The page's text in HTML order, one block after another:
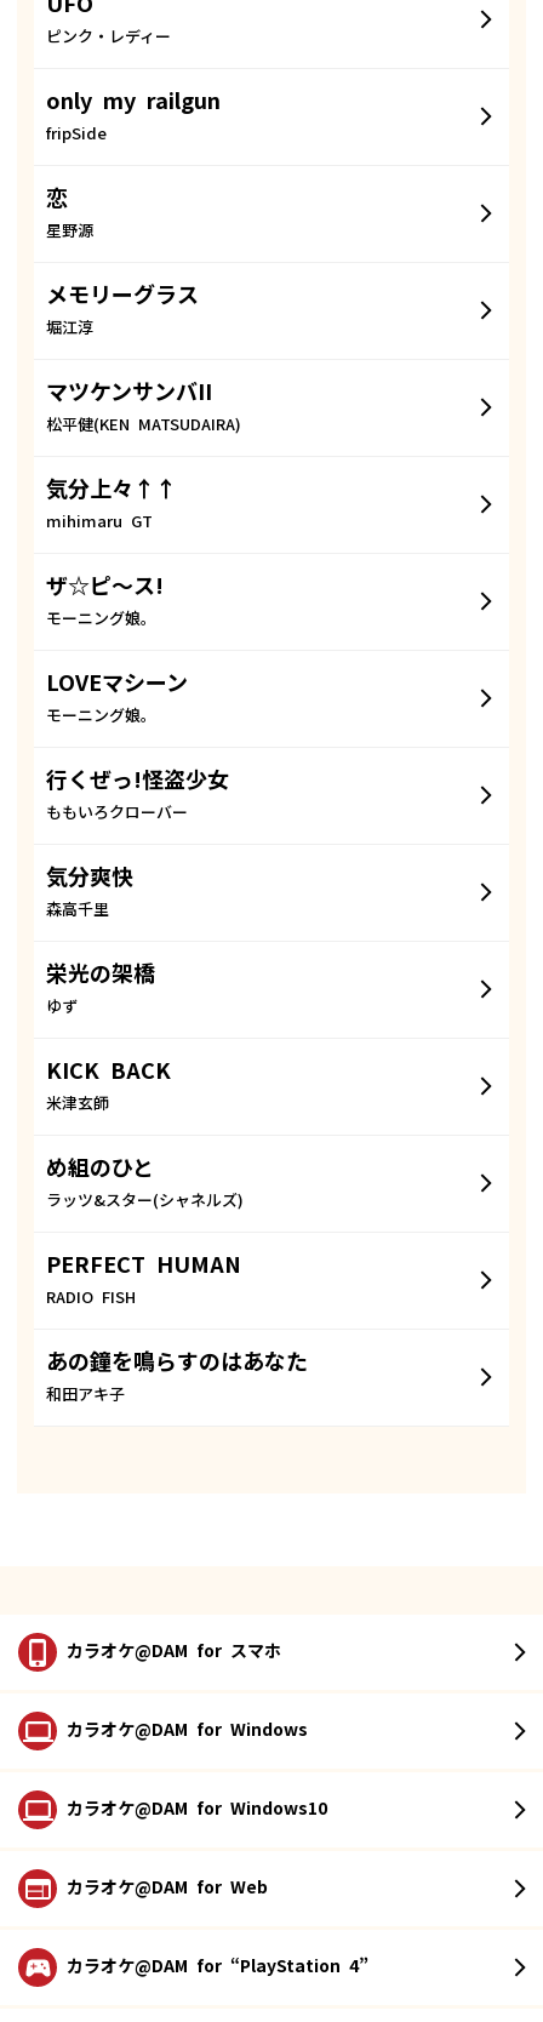
UFO
ピンク・レディー
only my railgun
fripSide
恋
星野源
メモリーグラス
堀江淳
マツケンサンバII
松平健(KEN MATSUDAIRA)
気分上々↑↑
mihimaru GT
ザ☆ピ〜ス!
モーニング娘。
LOVEマシーン
モーニング娘。
行くぜっ!怪盗少女
ももいろクローバー
気分爽快
森高千里
栄光の架橋
ゆず
KICK BACK
米津玄師
め組のひと
ラッツ&スター(シャネルズ)
PERFECT HUMAN
RADIO FISH
あの鐘を鳴らすのはあなた
和田アキ子
カラオケ@DAM for スマホ
カラオケ@DAM for Windows
カラオケ@DAM for Windows10
カラオケ@DAM for Web
カラオケ@DAM for “PlayStation 4”